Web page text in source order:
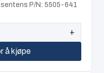
P/N: 5505-641
+
å kjøpe